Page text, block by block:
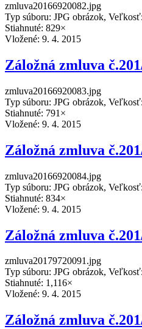
zmluva20166920082.jpg
Typ súboru: JPG obrázok,
Stiahnuté: 829×
Vložené: 9. 4. 2015
Záložná zmluva
zmluva20166920083.jpg
Typ súboru: JPG obrázok,
Stiahnuté: 791×
Vložené: 9. 4. 2015
Záložná zmluva
zmluva20166920084.jpg
Typ súboru: JPG obrázok,
Stiahnuté: 834×
Vložené: 9. 4. 2015
Záložná zmluva
zmluva20179720091.jpg
Typ súboru: JPG obrázok,
Stiahnuté: 1,116×
Vložené: 9. 4. 2015
Záložná zmluva